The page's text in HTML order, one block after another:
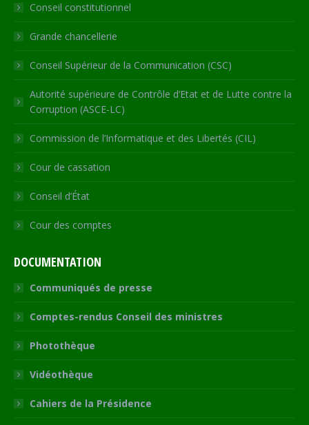
windowwindowwindowwindow
new
Conseil constitutionnel
Grande chancellerie
Conseil Supérieur de la Communication (CSC)
Autorité supérieure de Contrôle d’Etat et de Lutte contre la
Corruption (ASCE-LC)
Commission de l’Informatique et des Libertés (CIL)
Cour de cassation
Conseil d’État
Cour des comptes
DOCUMENTATION
Communiqués de presse
Comptes-rendus Conseil des ministres
Photothèque
Vidéothèque
Cahiers de la Présidence